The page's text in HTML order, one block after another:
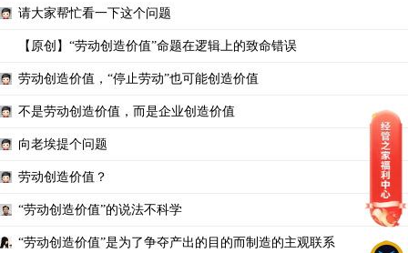
请大家帮忙看一下这个问题
【原创】“劳动创造价值”命题在逻辑上的致命错误
劳动创造价值，“停止劳动”也可能创造价值
不是劳动创造价值，而是企业创造价值
向老埃提个问题
劳动创造价值？
“劳动创造价值”的说法不科学
“劳动创造价值”是为了争夺产出的目的而制造的主观联系